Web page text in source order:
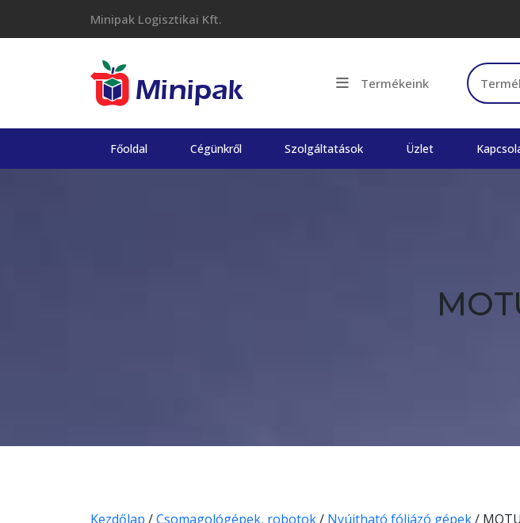
Minipak Logisztikai Kft.
Termékeink
Keresés
Főoldal Cégünkről Szolgáltatások Üzlet
Kezdőlap /Csomagológépek, robotok/ Nyújtható fóliázó gépek/